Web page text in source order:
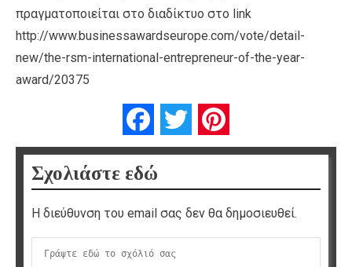
πραγματοποιείται στο διαδίκτυο στο link
http://www.businessawardseurope.com/vote/detail-
new/the-rsm-international-entrepreneur-of-the-year-
award/20375
FacebookTwitter
Σχολιάστε εδώ
Η διεύθυνση του email σας δεν θα δημοσιευθεί.